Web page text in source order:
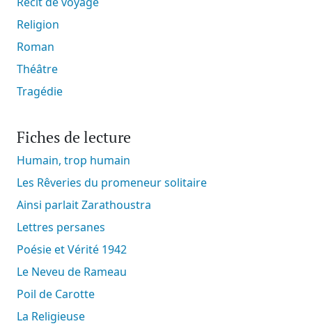
Religion
Roman
Théâtre
Tragédie
Fiches de lecture
Humain, trop humain
Les Rêveries du promeneur solitaire
Ainsi parlait Zarathoustra
Lettres persanes
Poésie et Vérité 1942
Le Neveu de Rameau
Poil de Carotte
La Religieuse